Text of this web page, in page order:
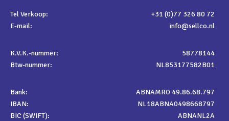
Tel Verkoop:
+31 (0)77 326 80 72
E-mail:
info@sellco.nl
K.V.K.-nummer:
58778144
Btw-nummer:
NL853177582B01
Bank:
ABNAMRO 49.86.68.797
IBAN:
NL18ABNA0498668797
BIC (SWIFT):
ABNANL2A